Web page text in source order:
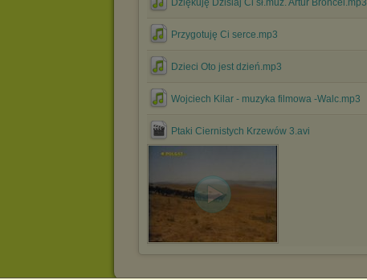
Dziękuję Dzisiaj Ci sł.muz. Artur Broncel.mp3
Przygotuję Ci serce.mp3
Dzieci Oto jest dzień.mp3
Wojciech Kilar - muzyka filmowa -Walc.mp3
Ptaki Ciernistych Krzewów 3.avi